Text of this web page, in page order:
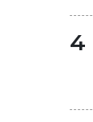
4